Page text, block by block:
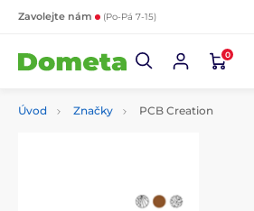
Zavolejte nám (Po-Pá 7-15)
0
Úvod Značky PCB Creation